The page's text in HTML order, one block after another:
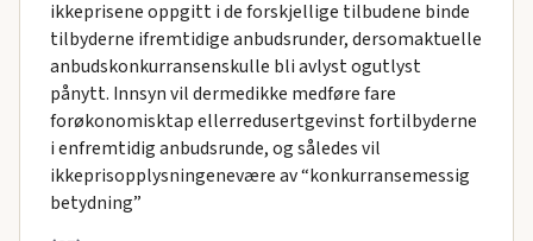
ikkeprisene oppgitt i de forskjellige tilbudene binde
tilbyderne ifremtidige anbudsrunder, dersomaktuelle
anbudskonkurransenskulle bli avlyst ogutlyst
pånytt. Innsyn vil dermedikke medføre fare
forøkonomisktap ellerredusertgevinst fortilbyderne
i enfremtidig anbudsrunde, og således vil
ikkeprisopplysningenevære av “konkurransemessig
betydning”